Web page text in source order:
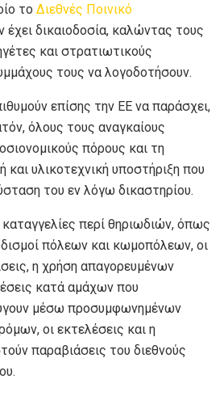
το Διεθνές Ποινικό
δικαιοδοσία, καλώντας τους
και στρατιωτικούς
τους να λογοδοτήσουν.
επίσης την ΕΕ να παράσχει,
όλους τους αναγκαίους
πόρους και τη
και υλικοτεχνική υποστήριξη που
του εν λόγω δικαστηρίου.
περί θηριωδιών, όπως
πόλεων και κωμοπόλεων, οι
η χρήση απαγορευμένων
κατά αμάχων που
μέσω προσυμφωνημένων
οι εκτελέσεις και η
παραβιάσεις του διεθνούς